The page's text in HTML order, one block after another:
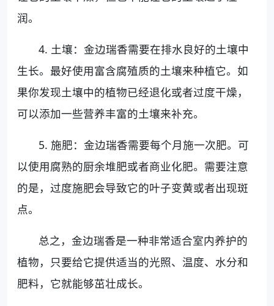
润。
4. 土壤：金边瑞香需要在排水良好的土壤中
生长。最好使用富含腐殖质的土壤来种植它。如
果你发现土壤中的植物已经退化或者过度干燥，
可以添加一些营养丰富的土壤来补充。
5. 施肥：金边瑞香需要每个月施一次肥。可
以使用腐熟的厨余堆肥或者商业化肥。需要注意
的是，过度施肥会导致它的叶子变黄或者出现斑
点。
总之，金边瑞香是一种非常适合室内养护的
植物，只要给它提供适当的光照、温度、水分和
肥料，它就能够茁壮成长。